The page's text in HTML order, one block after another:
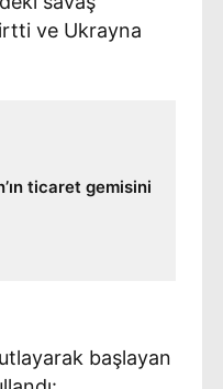
ve Ukrayna
ticaret gemisini
başlayan